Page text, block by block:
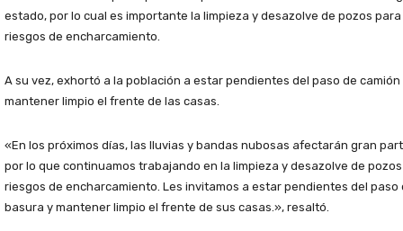
estado, por lo cual es importante la limpieza y desazolve de pozos
riesgos de encharcamiento.
A su vez, exhortó a la población a estar pendientes del paso de
mantener limpio el frente de las casas.
«En los próximos días, las lluvias y bandas nubosas afectarán gran
por lo que continuamos trabajando en la limpieza y desazolve de
riesgos de encharcamiento. Les invitamos a estar pendientes del paso
basura y mantener limpio el frente de sus casas.», resaltó.